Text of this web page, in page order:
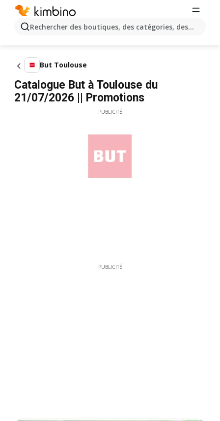
Rechercher des boutiques, des catégories, des
But Toulouse
Catalogue But à Toulouse du
21/07/2026 || Promotions
PUBLICITÉ
PUBLICITÉ